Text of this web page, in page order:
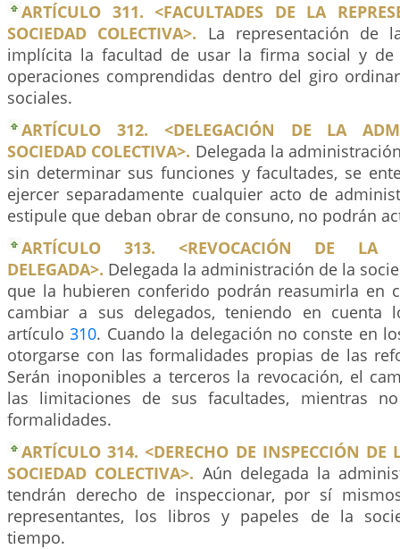
ARTÍCULO 311. <FACULTADES DE LA
SOCIEDAD COLECTIVA>. La representación de
implícita la facultad de usar la firma social y de
operaciones comprendidas dentro del giro
sociales.
ARTÍCULO 312. <DELEGACIÓN DE LA
SOCIEDAD COLECTIVA>. Delegada la
sin determinar sus funciones y facultades, se
ejercer separadamente cualquier acto de
estipule que deban obrar de consuno, no podrán
ARTÍCULO 313. <REVOCACIÓN DE LA
DELEGADA>. Delegada la administración de la
que la hubieren conferido podrán reasumirla en
cambiar a sus delegados, teniendo en cuenta
artículo310. Cuando la delegación no conste en
otorgarse con las formalidades propias de las
Serán inoponibles a terceros la revocación, el
las limitaciones de sus facultades, mientras
formalidades.
ARTÍCULO 314. <DERECHO DE INSPECCIÓN DE
SOCIEDAD COLECTIVA>. Aún delegada la
tendrán derecho de inspeccionar, por sí
representantes, los libros y papeles de la
tiempo.